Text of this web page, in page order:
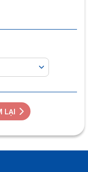
LẠI